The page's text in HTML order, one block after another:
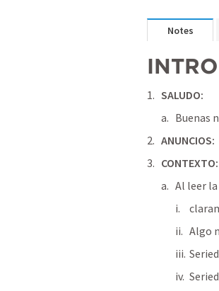
Notes
INTRO
SALUDO:
Buenas
ANUNCIOS:
CONTEXTO:
Al leer
Algo